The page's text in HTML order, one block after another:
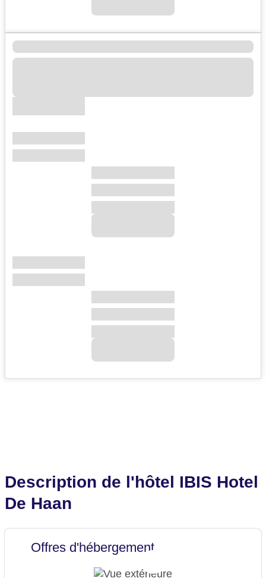
Description de l'hôtel IBIS Hotel
De Haan
Offres d'hébergement